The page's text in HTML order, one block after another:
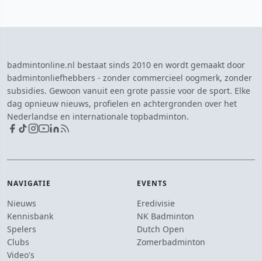
badmintonline.nl bestaat sinds 2010 en wordt gemaakt door
badmintonliefhebbers - zonder commercieel oogmerk, zonder
subsidies. Gewoon vanuit een grote passie voor de sport. Elke
dag opnieuw nieuws, profielen en achtergronden over het
Nederlandse en internationale topbadminton.
NAVIGATIE
Nieuws
Kennisbank
Spelers
Clubs
Video's
EVENTS
Eredivisie
NK Badminton
Dutch Open
Zomerbadminton